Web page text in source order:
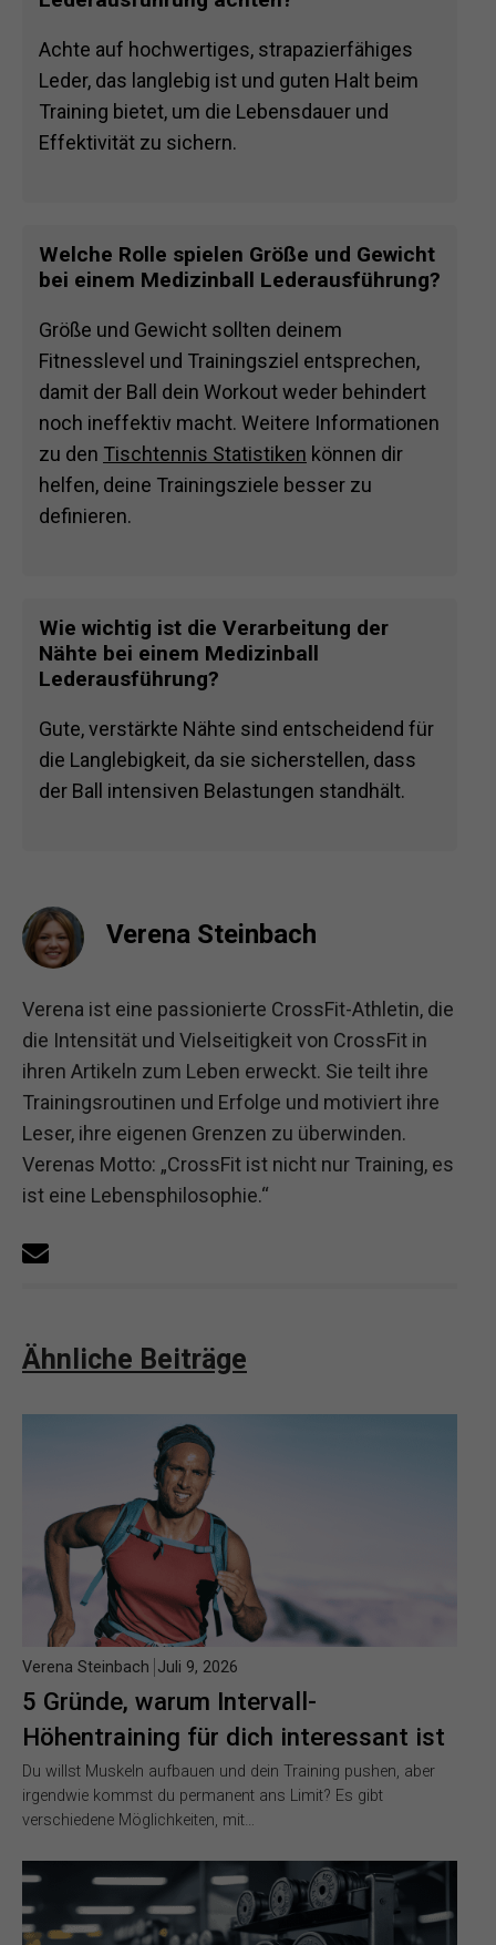
Achte auf hochwertiges, strapazierfähiges
Leder, das langlebig ist und guten Halt beim
Training bietet, um die Lebensdauer und
Effektivität zu sichern.
Welche Rolle spielen Größe und Gewicht
bei einem Medizinball Lederausführung?
Größe und Gewicht sollten deinem
Fitnesslevel und Trainingsziel entsprechen,
damit der Ball dein Workout weder behindert
noch ineffektiv macht. Weitere Informationen
zu den Tischtennis Statistiken können dir
helfen, deine Trainingsziele besser zu
definieren.
Wie wichtig ist die Verarbeitung der
Nähte bei einem Medizinball
Lederausführung?
Gute, verstärkte Nähte sind entscheidend für
die Langlebigkeit, da sie sicherstellen, dass
der Ball intensiven Belastungen standhält.
Verena Steinbach
Verena ist eine passionierte CrossFit-Athletin, die
die Intensität und Vielseitigkeit von CrossFit in
ihren Artikeln zum Leben erweckt. Sie teilt ihre
Trainingsroutinen und Erfolge und motiviert ihre
Leser, ihre eigenen Grenzen zu überwinden.
Verenas Motto: „CrossFit ist nicht nur Training, es
ist eine Lebensphilosophie.“
Ähnliche Beiträge
5 Gründe, warum Intervall-
Höhentraining für dich interessant ist
Verena Steinbach Juli 9, 2026
Du willst Muskeln aufbauen und dein Training pushen, aber
irgendwie kommst du permanent ans Limit? Es gibt
verschiedene Möglichkeiten, mit…